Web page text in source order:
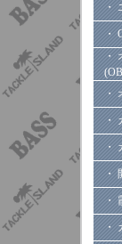
・
・
・
・
・
・
・
・
・